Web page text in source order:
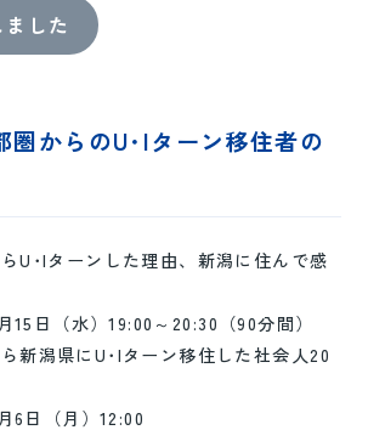
した
圏からのU･Iターン移住者の
U･Iターンした理由、新潟に住んで感
日（水）19:00～20:30（90分間）
新潟県にU･Iターン移住した社会人20
日（月）12:00